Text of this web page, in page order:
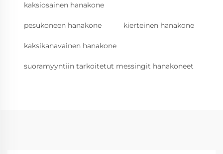
kaksiosainen hanakone
pesukoneen hanakone kierteinen hanakone
kaksikanavainen hanakone
suoramyyntiin tarkoitetut messingit hanakoneet